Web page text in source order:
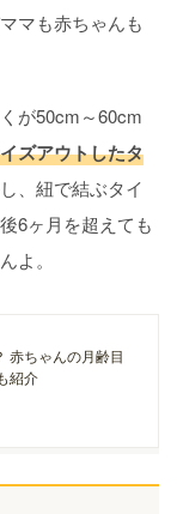
マも赤ちゃんも
が50cm～60cm
ズアウトしたタ
、紐で結ぶタイ
6ヶ月を超えても
よ。
赤ちゃんの月齢目
紹介